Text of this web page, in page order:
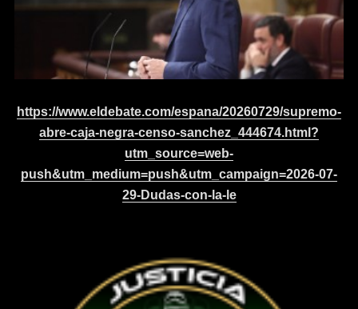
https://www.eldebate.com/espana/20260729/supremo-
abre-caja-negra-censo-sanchez_444674.html?
utm_source=web-
push&utm_medium=push&utm_campaign=2026-07-
29-Dudas-con-la-le